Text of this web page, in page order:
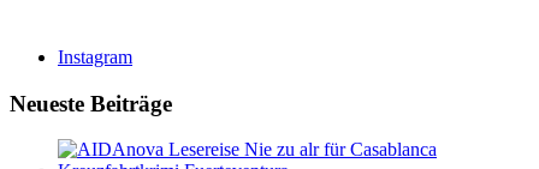
Instagram
Neueste Beiträge